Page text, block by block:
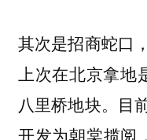
其次是招商蛇口
上次在北京拿地
八里桥地块。目
开发为朝棠揽阅